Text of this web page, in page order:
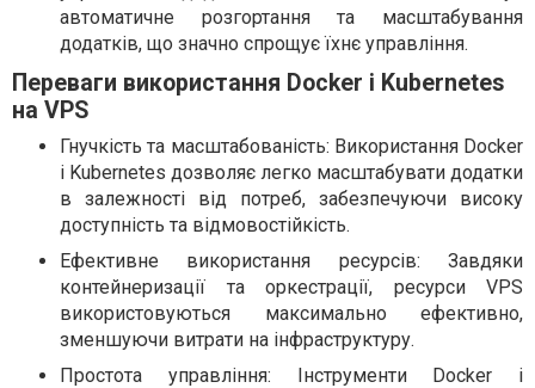
автоматичне розгортання та масштабування
додатків, що значно спрощує їхнє управління.
Переваги використання Docker і Kubernetes
на VPS
Гнучкість та масштабованість: Використання Docker
і Kubernetes дозволяє легко масштабувати додатки
в залежності від потреб, забезпечуючи високу
доступність та відмовостійкість.
Ефективне використання ресурсів: Завдяки
контейнеризації та оркестрації, ресурси VPS
використовуються максимально ефективно,
зменшуючи витрати на інфраструктуру.
Простота управління: Інструменти Docker і